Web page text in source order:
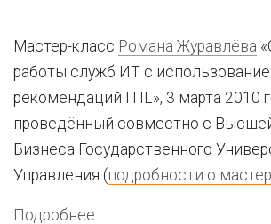
Мастер-класс Романа Журавлёва
работы служб ИТ с
рекомендаций ITIL», 3 марта 2010
проведённый совместно с
Бизнеса Государственного
Управления (подробности о
Подробнее…